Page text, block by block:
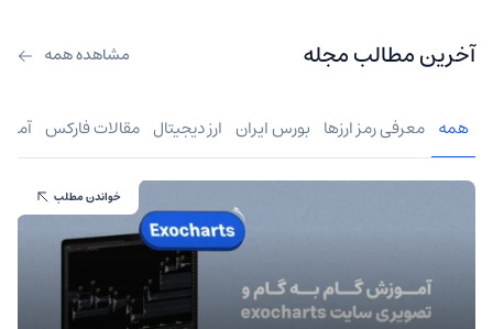
آخرین مطالب مجله مشاهده همه
همه معرفی رمز ارزها بورس ایران ارز دیجیتال مقالات فارکس
خواندن مطلب